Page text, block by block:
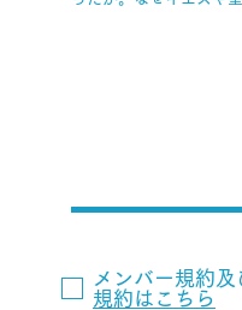
メンバー規約
規約はこちら